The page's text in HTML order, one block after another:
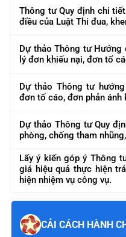
Thông tư Quy định chi
điều của Luật Thi đua,
Dự thảo Thông tư Hướng
lý đơn khiếu
Dự thảo Thông tư
đơn tố cáo, đơn phản ánh
Dự thảo Thông tư Quy
phòng, chống tham
Lấy ý kiến góp ý Thông
giá hiệu quả thực hiện
hiện nhiệm vụ công vụ.
CẢI CÁCH HÀNH